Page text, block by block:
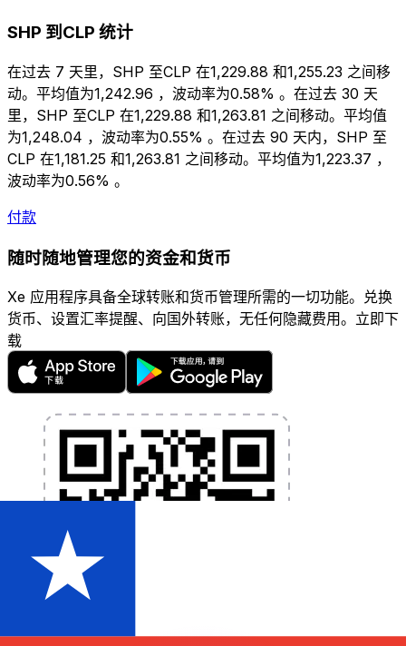
SHP 到CLP 统计
在过去 7 天里，SHP 至CLP 在1,229.88 和1,255.23 之间移
动。平均值为1,242.96 ，波动率为0.58% 。在过去 30 天
里，SHP 至CLP 在1,229.88 和1,263.81 之间移动。平均值
为1,248.04 ，波动率为0.55% 。在过去 90 天内，SHP 至
CLP 在1,181.25 和1,263.81 之间移动。平均值为1,223.37 ，
波动率为0.56% 。
付款
随时随地管理您的资金和货币
Xe 应用程序具备全球转账和货币管理所需的一切功能。兑换
货币、设置汇率提醒、向国外转账，无任何隐藏费用。立即下
载